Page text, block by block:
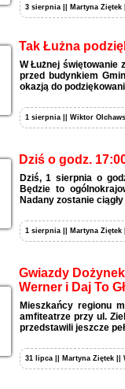
3 sierpnia || Martyna Ziętek
Tak Łużna
W Łużnej świętowanie
przed budynkiem
okazją do
1 sierpnia || Wiktor
Dziś o godz.
Dziś, 1 sierpnia o
Będzie to
Nadany zostanie
1 sierpnia || Martyna Ziętek
Gwiazdy
Werner i Daj To
Mieszkańcy regionu
amfiteatrze przy ul.
przedstawili jeszcze
31 lipca || Martyna Ziętek ||